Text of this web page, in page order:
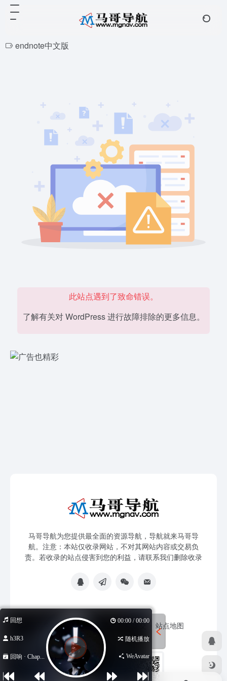
endnote中文版
此站点遇到了致命错误。
了解有关对 WordPress 进行故障排除的更多信息。
马哥导航为您提供最全面的资源导航，导航就来马哥导
航。注意：本站仅收录网站，不对其网站内容或交易负
责。若收录的站点侵害到您的利益，请联系我们删除收录
免责声明 友链申请 网站提交 站点地图
回想 00:00 / 00:00
h3R3 随机播放
回响 · Chap... WeAvatar